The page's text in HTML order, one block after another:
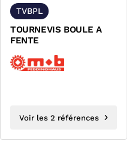
TVBPL
TOURNEVIS BOULE A
FENTE
Voir les 2 références